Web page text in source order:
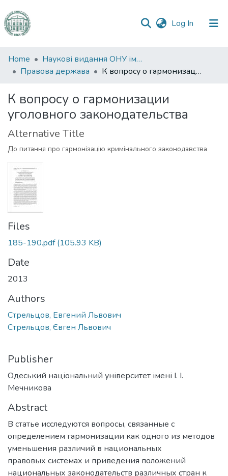
Log In (current)
Communities
&
All of DSpace
Statistics
Home
Наукові видання ОНУ імені І. І. Мечникова
Правова держава
К вопросу о гармонизации уголовного законодательства
К вопросу о гармонизации
уголовного законодательства
Alternative Title
До питання про гармонізацію кримінального законодавства
Files
185-190.pdf(105.93 KB)
Date
2013
Authors
Стрельцов, Евгений Львович
Стрельцов, Євген Львович
Publisher
Одеський національний університет імені І. І.
Мечникова
Abstract
В статье исследуются вопросы, связанные с
определением гармонизации как одного из методов
уменьшения различий в национальных
правовых системах и приведения положений
национальных законодательств различных стран к